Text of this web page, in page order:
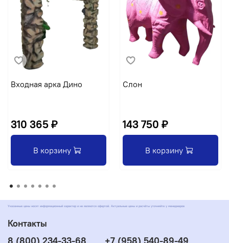
Входная арка Дино
310 365 ₽
В корзину
Слон
143 750 ₽
В корзину
Указанные цены носят информационный характер и не являются офертой. Актуальные цены и расчёты уточняйте у менеджеров
Контакты